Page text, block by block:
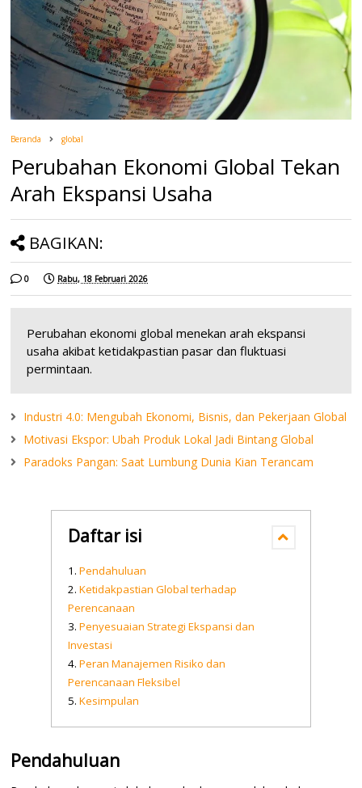
Beranda global
Perubahan Ekonomi Global Tekan
Arah Ekspansi Usaha
BAGIKAN:
0 Rabu, 18 Februari 2026
Perubahan ekonomi global menekan arah ekspansi
usaha akibat ketidakpastian pasar dan fluktuasi
permintaan.
Industri 4.0: Mengubah Ekonomi, Bisnis, dan Pekerjaan Global
Motivasi Ekspor: Ubah Produk Lokal Jadi Bintang Global
Paradoks Pangan: Saat Lumbung Dunia Kian Terancam
Daftar isi
Pendahuluan
Ketidakpastian Global terhadap
Perencanaan
Penyesuaian Strategi Ekspansi dan
Investasi
Peran Manajemen Risiko dan
Perencanaan Fleksibel
Kesimpulan
Pendahuluan